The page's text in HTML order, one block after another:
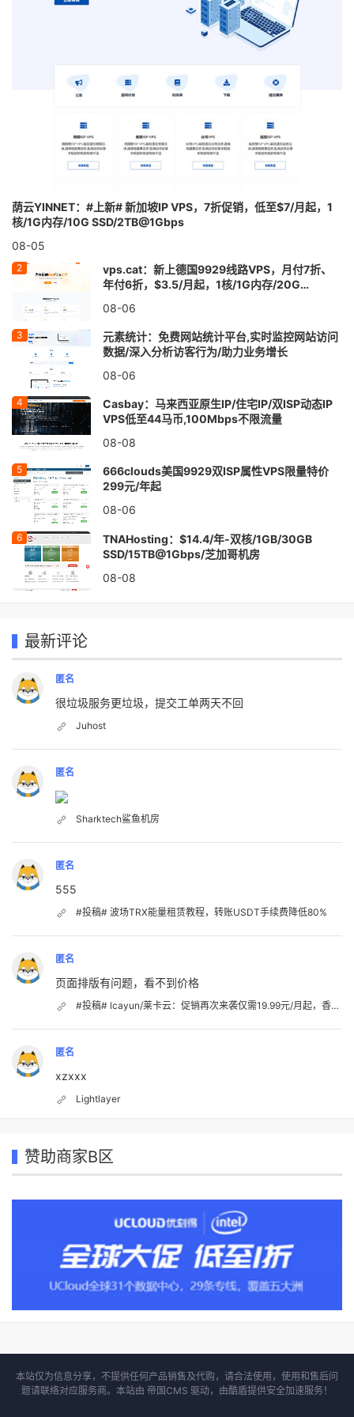
荫云YINNET：#上新# 新加坡IP VPS，7折促销，低至$7/月起，1
核/1G内存/10G SSD/2TB@1Gbps
08-05
vps.cat：新上德国9929线路VPS，月付7折、
年付6折，$3.5/月起，1核/1G内存/20G
08-06
元素统计：免费网站统计平台,实时监控网站访问
数据/深入分析访客行为/助力业务增长
08-06
Casbay：马来西亚原生IP/住宅IP/双ISP动态IP
VPS低至44马币,100Mbps不限流量
08-08
666clouds美国9929双ISP属性VPS限量特价
299元/年起
08-06
TNAHosting：$14.4/年-双核/1GB/30GB
SSD/15TB@1Gbps/芝加哥机房
08-08
最新评论
匿名
很垃圾服务更垃圾，提交工单两天不回
Juhost
匿名
Sharktech鲨鱼机房
匿名
555
#投稿# 波场TRX能量租赁教程，转账USDT手续费降低80%
匿名
页面排版有问题，看不到价格
#投稿# lcayun/莱卡云：促销再次来袭仅需19.99元/月起，香港CN2、韩国CN2、日本优化、美国优化；国内VPS不限流量
匿名
xzxxx
Lightlayer
赞助商家B区
题请联络对应服务商。本站由帝国CMS驱动，由酷盾提供安全加速服务！